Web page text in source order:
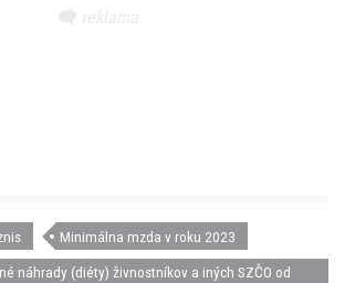
Minimálna mzda v roku 2023
náhrady (diéty) živnostníkov a iných SZČO od